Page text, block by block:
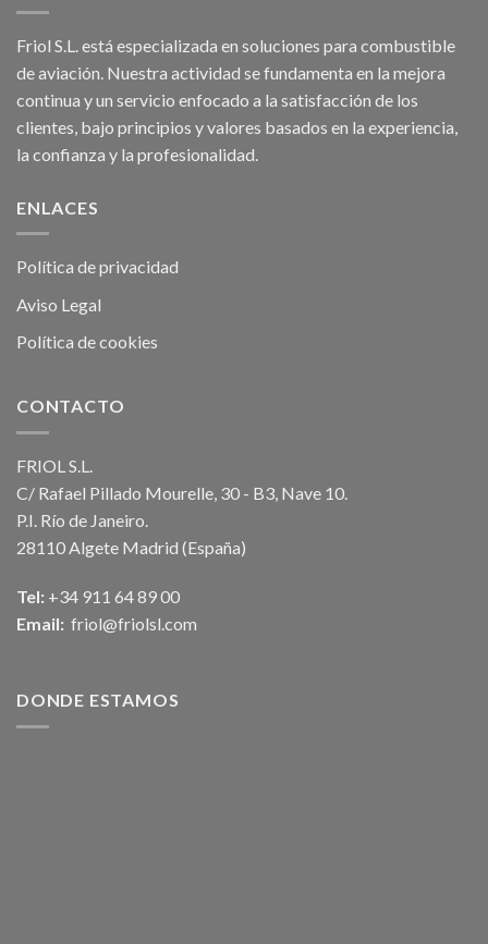
Friol S.L. está especializada en soluciones para combustible
de aviación. Nuestra actividad se fundamenta en la mejora
continua y un servicio enfocado a la satisfacción de los
clientes, bajo principios y valores basados en la experiencia,
la confianza y la profesionalidad.
ENLACES
Política de privacidad
Aviso Legal
Política de cookies
CONTACTO
FRIOL S.L.
C/ Rafael Pillado Mourelle, 30 - B3, Nave 10.
P.I. Río de Janeiro.
28110 Algete Madrid (España)
Tel: +34 911 64 89 00
Email: friol@friolsl.com
DONDE ESTAMOS